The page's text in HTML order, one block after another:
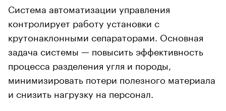
Система автоматизации управления
контролирует работу установки с
крутонаклонными сепараторами. Основная
задача системы — повысить эффективность
процесса разделения угля и породы,
минимизировать потери полезного материала
и снизить нагрузку на персонал.